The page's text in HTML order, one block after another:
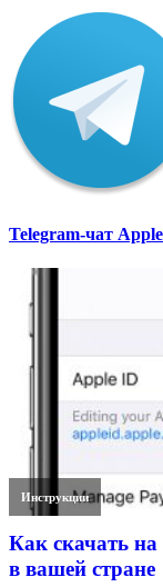
Telegram-чат Apple
Инструкции
Как скачать на
в вашей стране